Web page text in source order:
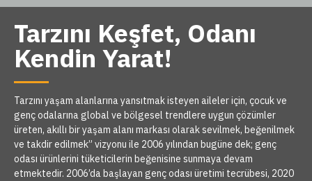
Tarzını Keşfet, Odanı
Kendin Yarat!
Tarzını yaşam alanlarına yansıtmak isteyen aileler için, çocuk ve
genç odalarına global ve bölgesel trendlere uygun çözümler
üreten, akıllı bir yaşam alanı markası olarak sevilmek, beğenilmek
ve takdir edilmek” vizyonu ile 2006 yılından bugüne dek; genç
odası ürünlerini tüketicilerin beğenisine sunmaya devam
etmektedir. 2006’da başlayan genç odası üretimi tecrübesi, 2020